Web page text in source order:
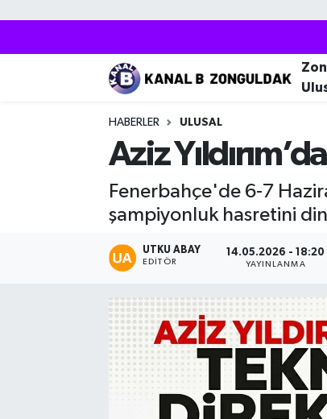
HABERLER ULUSAL
Aziz
Fenerbahçe'de 6-7
şampiyonluk hasretini
UTKU ABAY
EDITÖR
14.05.2026 - 18:20
YAYINLANMA
Gökçebey
Zonguldak Nöbetçi Eczaneler
Zonguldak Trafik Yoğunluk Haritası
Puan Durumu ve Fikstür
Tüm Manşetler
Son Dakika Haberleri
Haber Arşivi